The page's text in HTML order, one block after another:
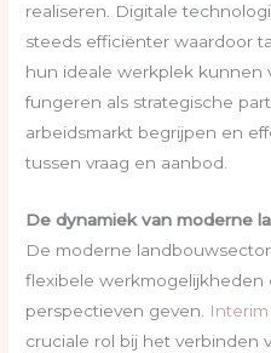
realiseren. Digitale
steeds efficiënter waardoor
hun ideale werkplek kunnen
fungeren als strategische
arbeidsmarkt begrijpen en
tussen vraag en aanbod.
De dynamiek van moderne
De moderne
flexibele werkmogelijkheden
perspectieven geven.
cruciale rol bij het verbinden